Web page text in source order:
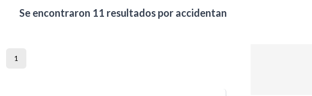
Se encontraron 11 resultados por accidentan
1